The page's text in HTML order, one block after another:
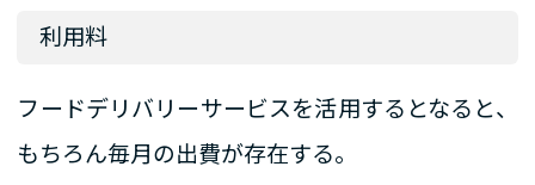
利用料
フードデリバリーサービスを活用するとなると、
もちろん毎月の出費が存在する。